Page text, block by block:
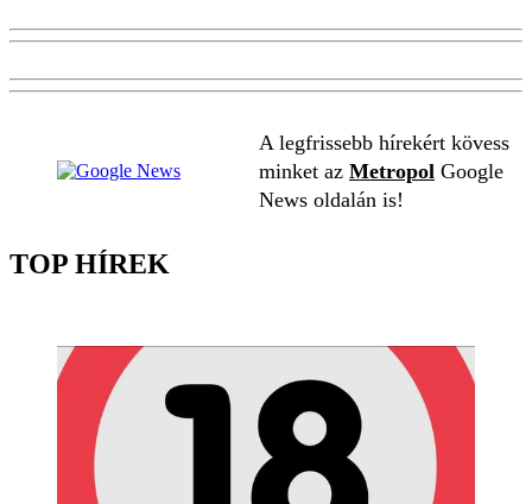
A legfrissebb hírekért kövess
minket az Metropol Google
News oldalán is!
TOP HÍREK